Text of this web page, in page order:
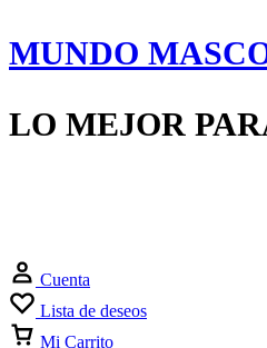
MUNDO
LO MEJOR
Cuenta
Lista de deseos
Mi Carrito